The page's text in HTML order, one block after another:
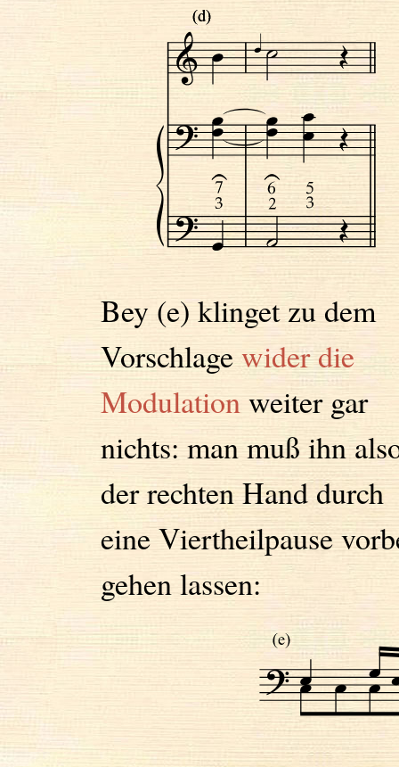
Bey (e) klinget zu dem
Vorschlagewider die
Modulationweiter gar
nichts: man muß ihn
der rechten Hand durch
eine Viertheilpause
gehen lassen: